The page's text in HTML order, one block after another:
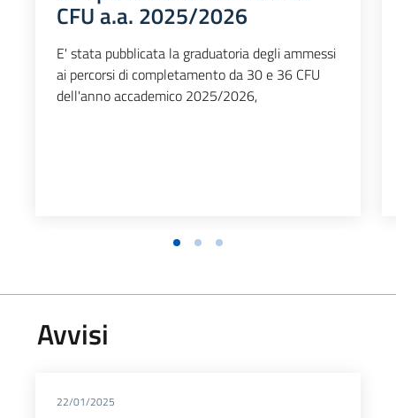
CFU a.a. 2025/2026
E' stata pubblicata la graduatoria degli ammessi
ai percorsi di completamento da 30 e 36 CFU
dell'anno accademico 2025/2026,
Avvisi
22/01/2025